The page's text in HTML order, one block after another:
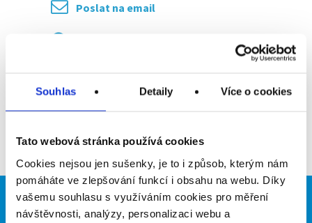
Souhlas Detaily Více o cookies
Tato webová stránka používá cookies
Cookies nejsou jen sušenky, je to i způsob, kterým nám
pomáháte ve zlepšování funkcí i obsahu na webu. Díky
vašemu souhlasu s využíváním cookies pro měření
návštěvnosti, analýzy, personalizaci webu a
Poslat na email
Brigádníci Firmy